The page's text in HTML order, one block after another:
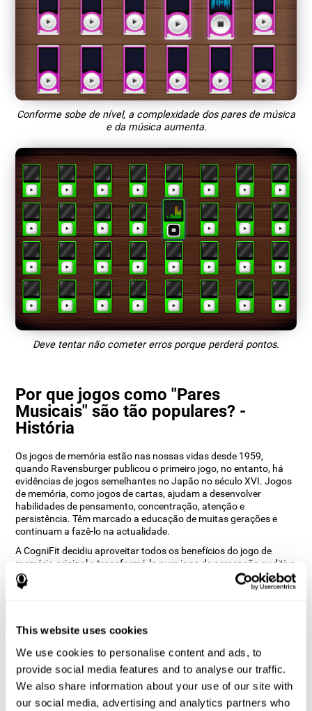
This website uses cookies
We use cookies to personalise content and ads, to
provide social media features and to analyse our traffic.
We also share information about your use of our site with
our social media, advertising and analytics partners who
Conforme sobe de nível, a complexidade dos pares de música
e da música aumenta.
Deve tentar não cometer erros porque perderá pontos.
Por que jogos como "Pares
Musicais" são tão populares? -
História
Os jogos de memória estão nas nossas vidas desde 1959,
quando Ravensburger publicou o primeiro jogo, no entanto, há
evidências de jogos semelhantes no Japão no século XVI. Jogos
de memória, como jogos de cartas, ajudam a desenvolver
habilidades de pensamento, concentração, atenção e
persistência. Têm marcado a educação de muitas gerações e
continuam a fazê-lo na actualidade.
A CogniFit decidiu aproveitar todos os benefícios do jogo de
memória original e transformá-lo num jogo de percepção auditiva
como o Pares Musicais. De acordo com os nossos
neuropsicólogos, isto representa não só uma reviravolta
Como o jogo de cerebral “Pares
Musicais” melhora as minhas
habilidades cognitivas?
Ao jogar repetidamente e treinar constantemente jogos como o